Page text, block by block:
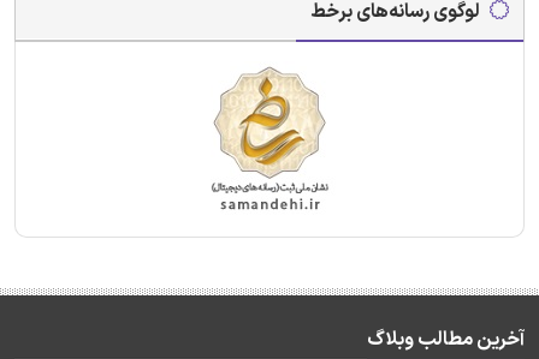
لوگوی رسانه‌های برخط
آخرین مطالب وبلاگ